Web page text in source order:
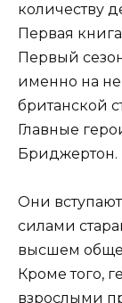
количеству
Первая
Первый
именно на
британской
Главные
Бриджертон.
Они
силами
высшем
Кроме того,
взрослыми